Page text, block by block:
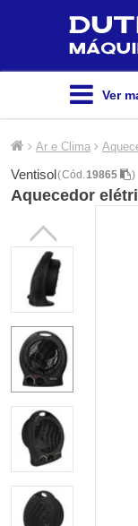
Ver
Ar e Clima
Ventisol(Cód. 19865 )
Aquecedor